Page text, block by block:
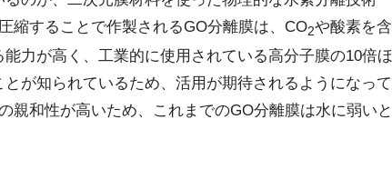
縮することで作製されるGO分離膜は、CO2や酸素を含
力が高く、工業的に使用されている高分子膜の10倍ほ
が知られているため、活用が期待されるようになって
親和性が高いため、これまでのGO分離膜は水に弱いと